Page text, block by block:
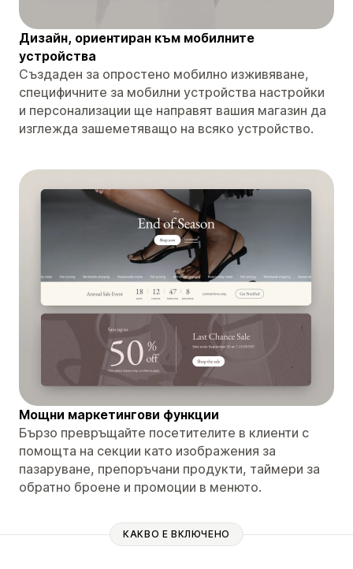
Дизайн, ориентиран към мобилните
устройства
Създаден за опростено мобилно изживяване,
специфичните за мобилни устройства настройки
и персонализации ще направят вашия магазин да
изглежда зашеметяващо на всяко устройство.
Мощни маркетингови функции
Бързо превръщайте посетителите в клиенти с
помощта на секции като изображения за
пазаруване, препоръчани продукти, таймери за
обратно броене и промоции в менюто.
КАКВО Е ВКЛЮЧЕНО